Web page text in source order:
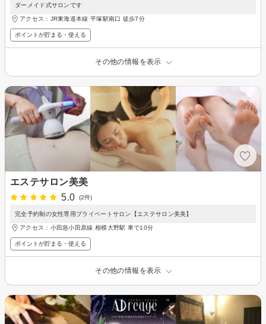
ダーメイド式サロンです
アクセス：JR東海道本線 平塚駅南口 徒歩7分
ポイントが貯まる・使える
その他の情報を表示
エステサロン美美
5.0
(2件)
完全予約制の女性専用プライベートサロン【エステサロン美美】
アクセス：小田急小田原線 相模大野駅 車で10分
ポイントが貯まる・使える
その他の情報を表示